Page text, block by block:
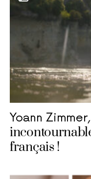
Yoann
français !